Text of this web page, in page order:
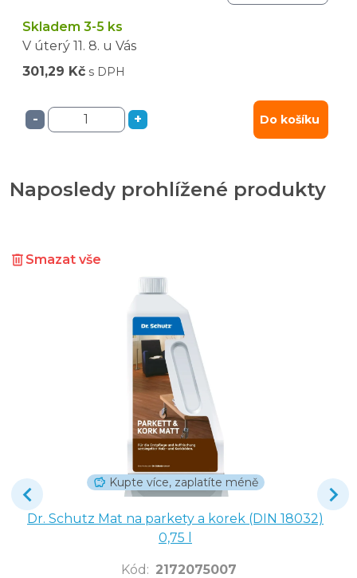
Skladem 3-5 ks
V úterý 11. 8. u Vás
301,29 Kč s DPH
- + Do košíku
Naposledy prohlížené produkty
Smazat vše
Kupte více, zaplatíte méně
Dr. Schutz Mat na parkety a korek (DIN 18032)
0,75 l
Kód : 2172075007